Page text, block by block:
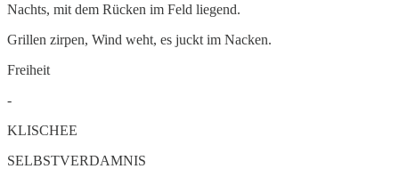
Nachts, mit dem Rücken im Feld liegend.
Grillen zirpen, Wind weht, es juckt im Nacken.
Freiheit
-
KLISCHEE
SELBSTVERDAMNIS